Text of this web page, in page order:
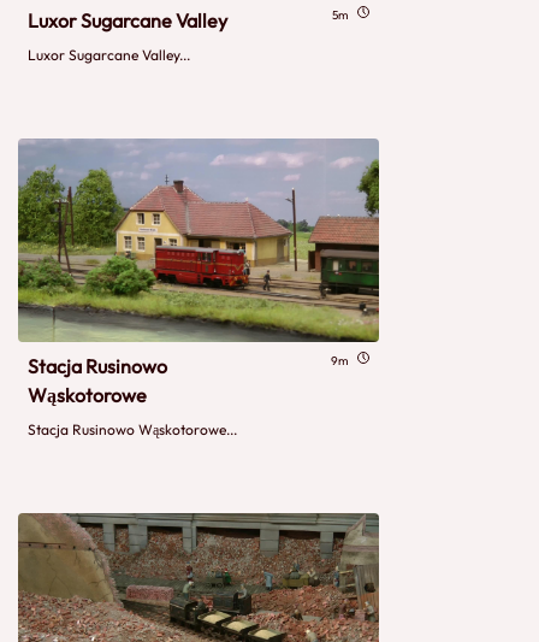
Luxor Sugarcane Valley 5m
Luxor Sugarcane Valley...
Stacja Rusinowo
Wąskotorowe
9m
Stacja Rusinowo Wąskotorowe...